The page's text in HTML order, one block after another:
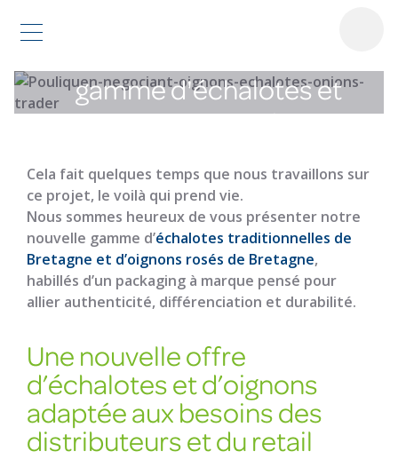
gamme d'échalotes et
oignons rosés
Cela fait quelques temps que nous travaillons sur
ce projet, le voilà qui prend vie.
Nous sommes heureux de vous présenter notre
nouvelle gamme d’échalotes traditionnelles de
Bretagne et d’oignons rosés de Bretagne,
habillés d’un packaging à marque pensé pour
allier authenticité, différenciation et durabilité.
Une nouvelle offre
d’échalotes et d’oignons
adaptée aux besoins des
distributeurs et du retail